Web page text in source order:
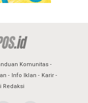
Komunitas
Info Iklan
Karir
Redaksi